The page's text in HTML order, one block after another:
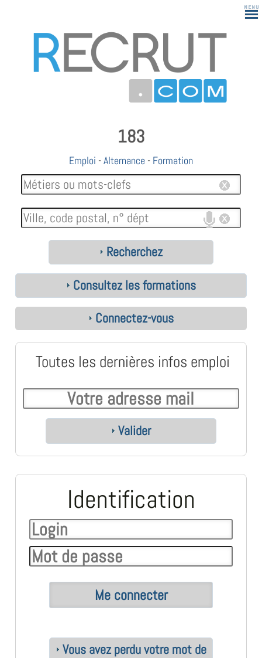
183
Emploi -Alternance - Formation
Recherchez
Consultez les formations
Connectez-vous
Toutes les dernières infos emploi
Valider
Identification
Vous avez perdu votre mot de